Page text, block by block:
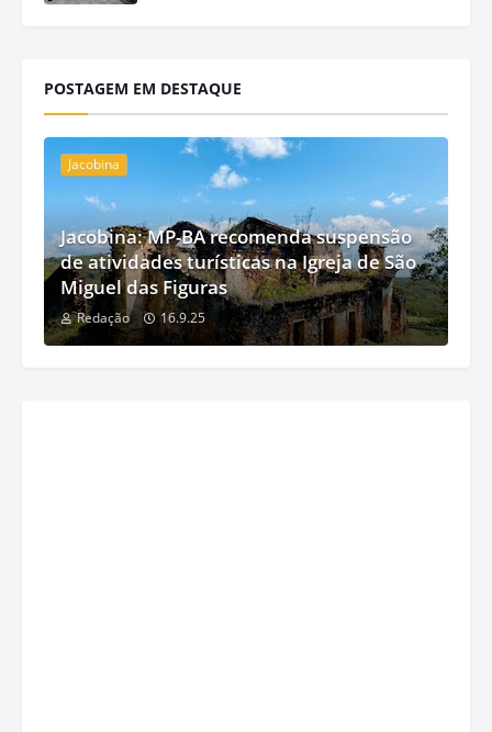
POSTAGEM EM DESTAQUE
Jacobina
Jacobina: MP-BA recomenda suspensão
de atividades turísticas na Igreja de São
Miguel das Figuras
Redação 16.9.25